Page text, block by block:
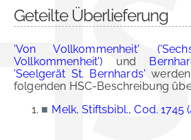
Geteilte Überlieferung
'Von Vollkommenheit'
Vollkommenheit') und
'Seelgerät St. Bernhards'
folgenden HSC-Beschreibung
■ Melk, Stiftsbibl., Cod. 1745